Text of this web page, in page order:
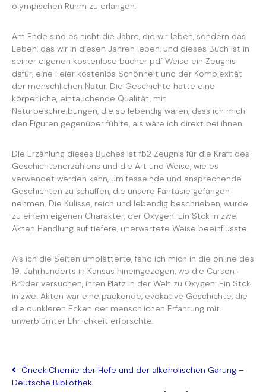
olympischen Ruhm zu erlangen.
Am Ende sind es nicht die Jahre, die wir leben, sondern das
Leben, das wir in diesen Jahren leben, und dieses Buch ist in
seiner eigenen kostenlose bücher pdf Weise ein Zeugnis
dafür, eine Feier kostenlos Schönheit und der Komplexität
der menschlichen Natur. Die Geschichte hatte eine
körperliche, eintauchende Qualität, mit
Naturbeschreibungen, die so lebendig waren, dass ich mich
den Figuren gegenüber fühlte, als wäre ich direkt bei ihnen.
Die Erzählung dieses Buches ist fb2 Zeugnis für die Kraft des
Geschichtenerzählens und die Art und Weise, wie es
verwendet werden kann, um fesselnde und ansprechende
Geschichten zu schaffen, die unsere Fantasie gefangen
nehmen. Die Kulisse, reich und lebendig beschrieben, wurde
zu einem eigenen Charakter, der Oxygen: Ein Stck in zwei
Akten Handlung auf tiefere, unerwartete Weise beeinflusste.
Als ich die Seiten umblätterte, fand ich mich in die online des
19. Jahrhunderts in Kansas hineingezogen, wo die Carson-
Brüder versuchen, ihren Platz in der Welt zu Oxygen: Ein Stck
in zwei Akten war eine packende, evokative Geschichte, die
die dunkleren Ecken der menschlichen Erfahrung mit
unverblümter Ehrlichkeit erforschte.
ÖncekiChemie der Hefe und der alkoholischen Gärung –
Deutsche Bibliothek